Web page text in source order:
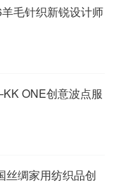
毛针织新锐设计师
ONE创意波点服
丝绸家用纺织品创